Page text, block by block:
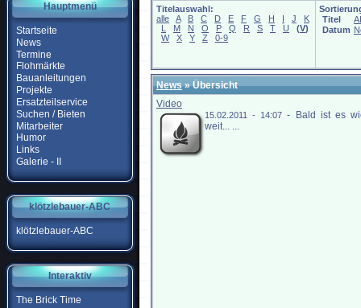
Hauptmenü
Startseite
News
Termine
Flohmärkte
Bauanleitungen
Projekte
Ersatzteilservice
Suchen / Bieten
Mitarbeiter
Humor
Links
Galerie - II
klötzlebauer-ABC
klötzlebauer-ABC
Interaktiv
The Brick Time
Titelauswahl:
alle
A B C D E F G H I J
K
L
M N O P Q R S T U (V)
W
X Y Z 0-9
Titel
Datum
News» Übersicht
Video
15.02.2011 - 14:07 -
Bald ist es
weit... ...